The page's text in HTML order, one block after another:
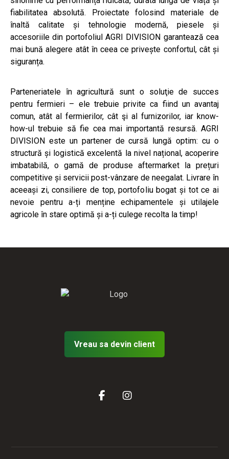
fiabilitatea absolută. Proiectate folosind materiale de
înaltă calitate și tehnologie modernă, piesele și
accesoriile din portofoliul AGRI DIVISION garantează cea
mai bună alegere atât în ceea ce privește confortul, cât și
siguranța.
Parteneriatele în agricultură sunt o soluţie de succes
pentru fermieri – ele trebuie privite ca fiind un avantaj
comun, atât al fermierilor, cât şi al furnizorilor, iar know-
how-ul trebuie să fie cea mai importantă resursă. AGRI
DIVISION este un partener de cursă lungă optim: cu o
structură și logistică excelentă la nivel național, acoperire
imbatabilă, o gamă de produse aftermarket la prețuri
competitive și servicii post-vânzare de neegalat. Livrare în
aceeași zi, consiliere de top, portofoliu bogat și tot ce ai
nevoie pentru a-ți menține echipamentele și utilajele
agricole în stare optimă și a-ți culege recolta la timp!
Vreau sa devin client